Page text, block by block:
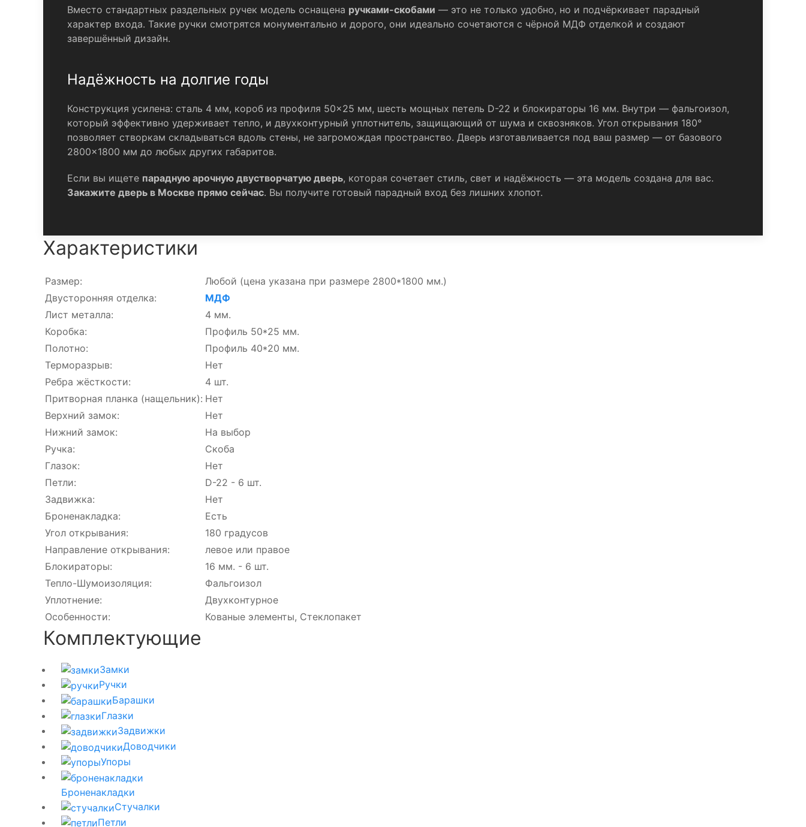
Вместо стандартных раздельных ручек модель оснащена ручками-скобами — это не только удобно, но и подчёркивает парадный
характер входа. Такие ручки смотрятся монументально и дорого, они идеально сочетаются с чёрной МДФ отделкой и создают
завершённый дизайн.
Надёжность на долгие годы
Конструкция усилена: сталь 4 мм, короб из профиля 50×25 мм, шесть мощных петель D-22 и блокираторы 16 мм. Внутри — фальгоизол,
который эффективно удерживает тепло, и двухконтурный уплотнитель, защищающий от шума и сквозняков. Угол открывания 180°
позволяет створкам складываться вдоль стены, не загромождая пространство. Дверь изготавливается под ваш размер — от базового
2800×1800 мм до любых других габаритов.
Если вы ищете парадную арочную двустворчатую дверь, которая сочетает стиль, свет и надёжность — эта модель создана для вас.
Закажите дверь в Москве прямо сейчас. Вы получите готовый парадный вход без лишних хлопот.
Характеристики
Размер: Любой (цена указана при размере 2800*1800 мм.)
Двусторонняя отделка:
МДФ
Лист металла:
4 мм.
Коробка:
Профиль 50*25 мм.
Полотно:
Профиль 40*20 мм.
Терморазрыв:
Нет
Ребра жёсткости:
4 шт.
Притворная планка (нащельник): Нет
Верхний замок:
Нет
Нижний замок:
На выбор
Ручка:
Скоба
Глазок:
Нет
Петли:
D-22 - 6 шт.
Задвижка:
Нет
Броненакладка:
Есть
Угол открывания:
180 градусов
Направление открывания:
левое или правое
Блокираторы:
16 мм. - 6 шт.
Тепло-Шумоизоляция:
Фальгоизол
Уплотнение:
Двухконтурное
Особенности:
Кованые элементы, Стеклопакет
Комплектующие
Замки
Ручки
Барашки
Глазки
Задвижки
Доводчики
Упоры
Броненакладки
Стучалки
Петли